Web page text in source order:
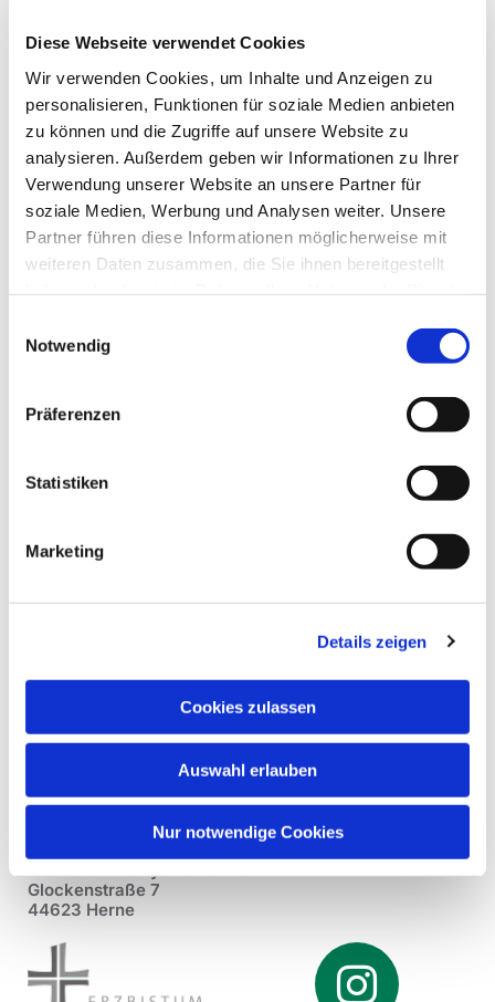
Diese Webseite verwendet Cookies
Wir verwenden Cookies, um Inhalte und Anzeigen zu
personalisieren, Funktionen für soziale Medien anbieten
zu können und die Zugriffe auf unsere Website zu
analysieren. Außerdem geben wir Informationen zu Ihrer
Verwendung unserer Website an unsere Partner für
soziale Medien, Werbung und Analysen weiter. Unsere
Partner führen diese Informationen möglicherweise mit
weiteren Daten zusammen, die Sie ihnen bereitgestellt
Notwendig
Präferenzen
Statistiken
Marketing
Details zeigen
Cookies zulassen
Auswahl erlauben
Nur notwendige Cookies
Freitag, 3. Januar 2025, 14:30 Uhr
Seniorenzentrum DRK
Flottmannpark, Am Flottmannpark
6, 44625 Herne
Glockenstraße 7
44623 Herne